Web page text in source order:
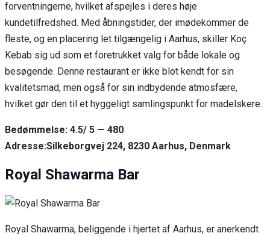
forventningerne, hvilket afspejles i deres høje
kundetilfredshed. Med åbningstider, der imødekommer de
fleste, og en placering let tilgængelig i Aarhus, skiller Koç
Kebab sig ud som et foretrukket valg for både lokale og
besøgende. Denne restaurant er ikke blot kendt for sin
kvalitetsmad, men også for sin indbydende atmosfære,
hvilket gør den til et hyggeligt samlingspunkt for madelskere.
Bedømmelse: 4.5/ 5 — 480
Adresse:Silkeborgvej 224, 8230 Aarhus, Denmark
Royal Shawarma Bar
Royal Shawarma, beliggende i hjertet af Aarhus, er anerkendt